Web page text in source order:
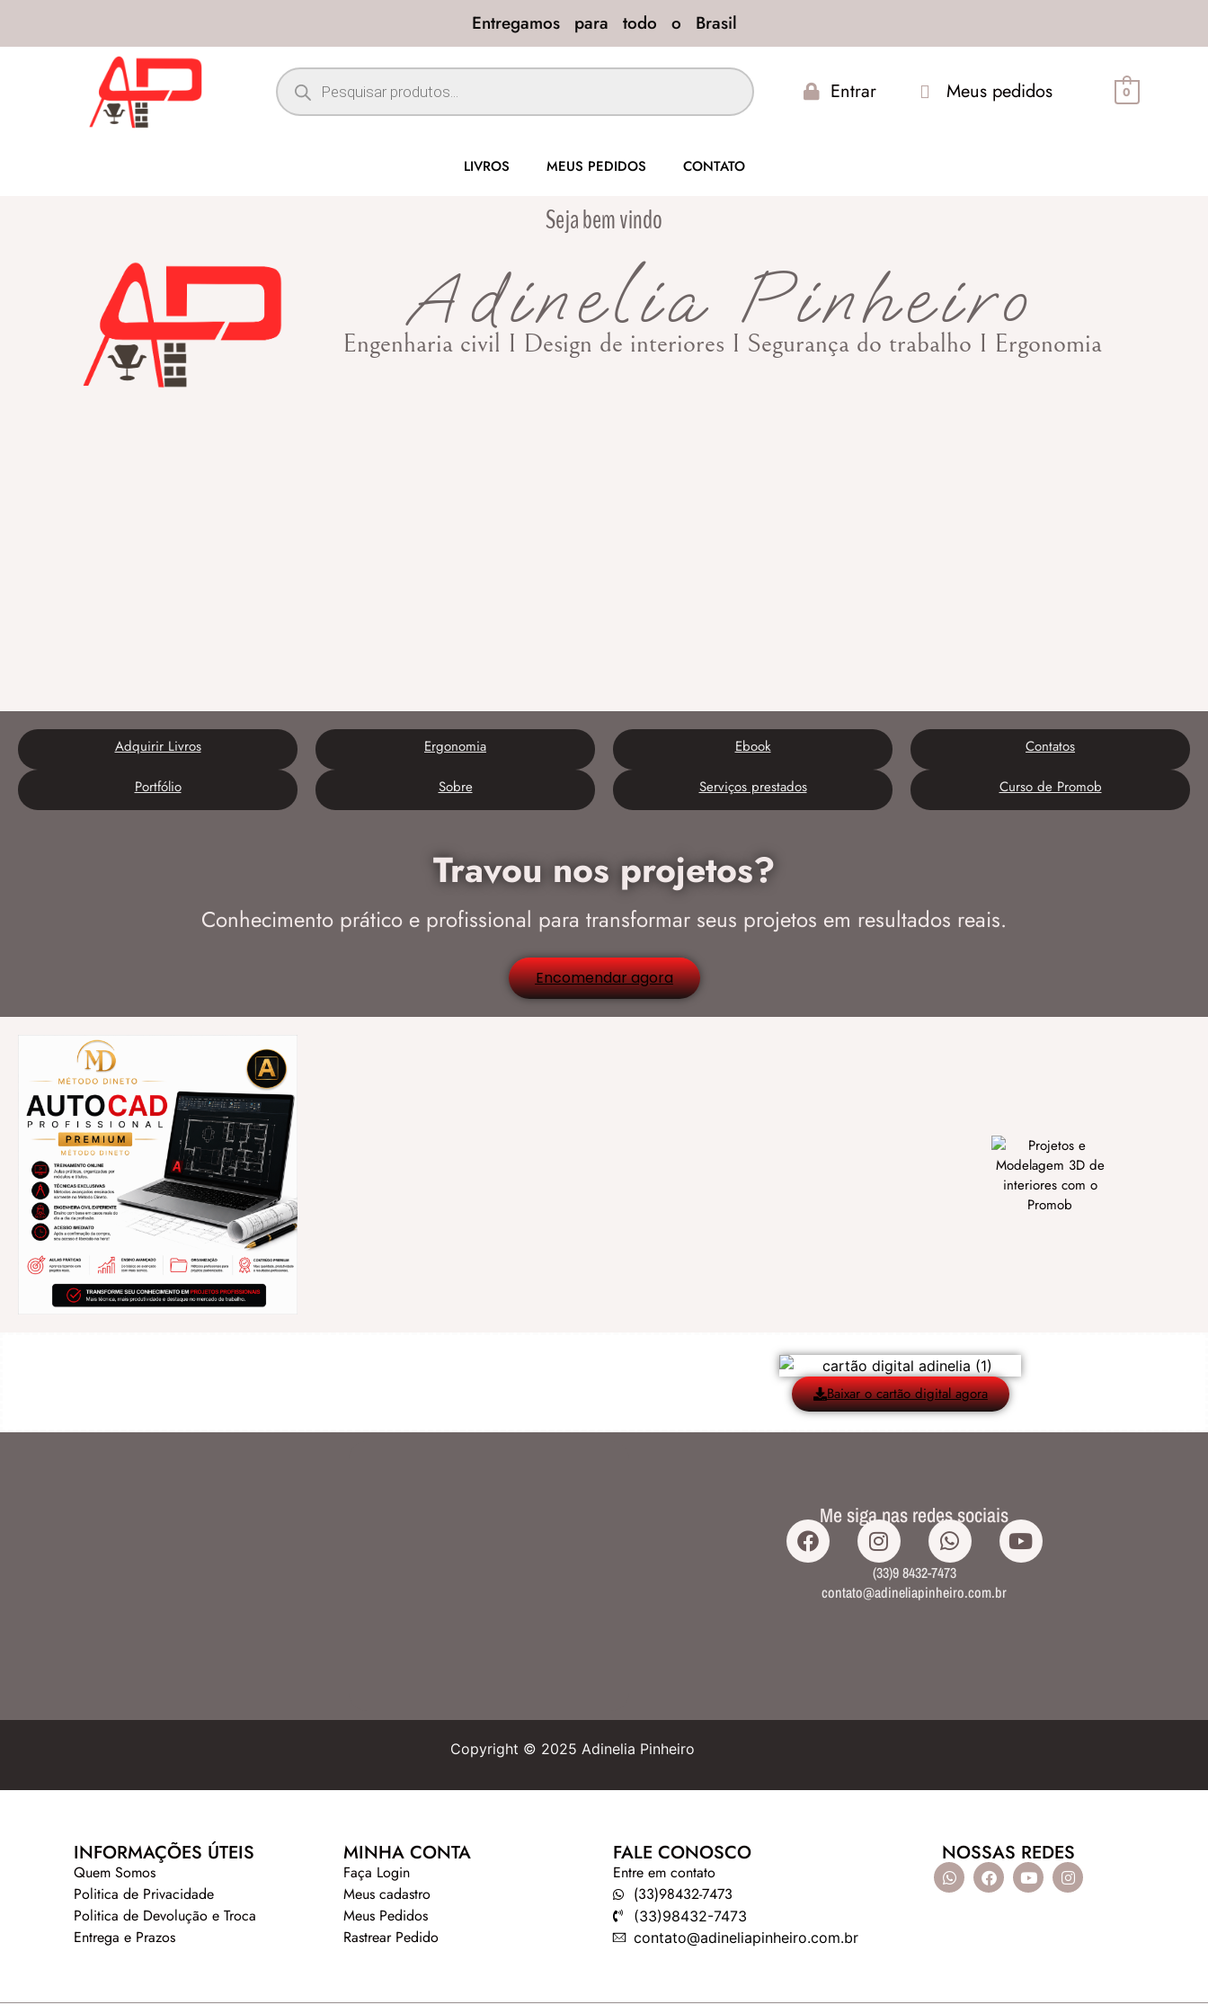
Entregamos para todo o Brasil
Entrar Meus pedidos 0
LIVROS MEUS PEDIDOS CONTATO
Seja bem vindo
Adinelia Pinheiro
Engenharia civil I Design de interiores I Segurança do trabalho I Ergonomia
Adquirir Livros
Portfólio
Ergonomia
Sobre
Ebook
Serviços prestados
Contatos
Curso de Promob
Travou nos projetos?
Conhecimento prático e profissional para transformar seus projetos em resultados reais.
Encomendar agora
Baixar o cartão digital agora
Me siga nas redes sociais
(33)9 8432-7473
contato@adineliapinheiro.com.br
Copyright © 2025 Adinelia Pinheiro
INFORMAÇÕES ÚTEIS
Quem Somos
Politica de Privacidade
Politica de Devolução e Troca
Entrega e Prazos
MINHA CONTA
Faça Login
Meus cadastro
Meus Pedidos
Rastrear Pedido
FALE CONOSCO
Entre em contato
(33)98432-7473
(33)98432-7473
contato@adineliapinheiro.com.br
NOSSAS REDES